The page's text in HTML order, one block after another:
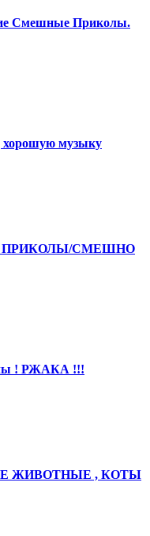
Смешные Приколы.
музыку
ПРИКОЛЫ/СМЕШНО
! РЖАКА !!!
ЖИВОТНЫЕ , КОТЫ